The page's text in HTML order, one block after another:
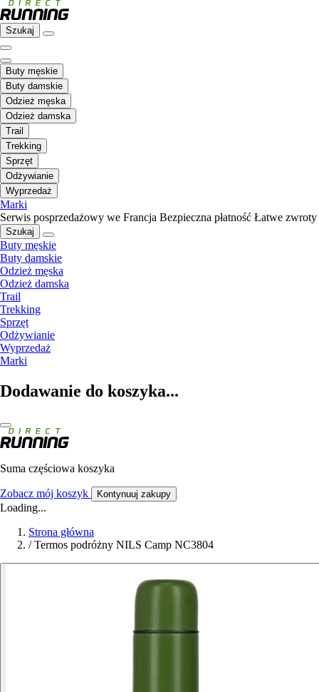
Szukaj
Buty męskie
Buty damskie
Odzież męska
Odzież damska
Trail
Trekking
Sprzęt
Odżywianie
Wyprzedaż
Marki
Serwis posprzedażowy we Francja Bezpieczna płatność Łatwe zwroty
Szukaj
Buty męskie
Buty damskie
Odzież męska
Odzież damska
Trail
Trekking
Sprzęt
Odżywianie
Wyprzedaż
Marki
Dodawanie do koszyka...
Suma częściowa koszyka
Zobacz mój koszyk Kontynuuj zakupy
Loading...
Strona główna
/ Termos podróżny NILS Camp NC3804